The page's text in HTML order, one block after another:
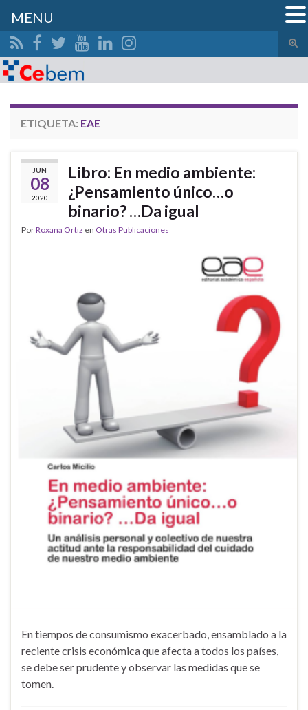
el
Search for:
ETIQUETA: EAE
JUN
08
2020
Libro: En medio ambiente:
¿Pensamiento único…o
binario? …Da igual
PorRoxana Ortiz en Otras Publicaciones
En tiempos de consumismo exacerbado, ensamblado a la
reciente crisis económica que afecta a todos los países,
se debe ser prudente y observar las medidas que se
tomen.
MENU